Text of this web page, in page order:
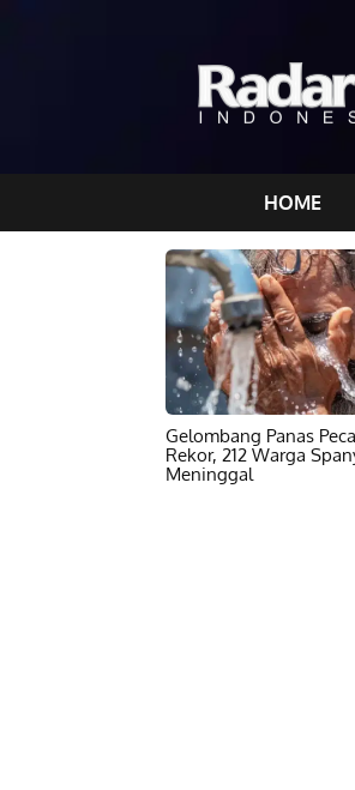
HOME
Gelombang Panas
Rekor, 212 Warga
Meninggal